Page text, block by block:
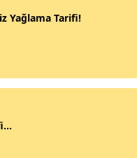
Yağlama Tarifi!